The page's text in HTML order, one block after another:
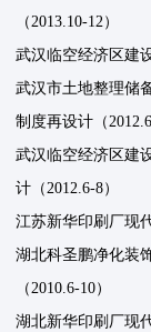
（2013.10-12）
武汉临空经济区建
武汉市土地整理储
制度再设计（
武汉临空经济区建
计（2012.6-8）
江苏新华印刷厂现
湖北科圣鹏净化装
（2010.6-10）
湖北新华印刷厂现